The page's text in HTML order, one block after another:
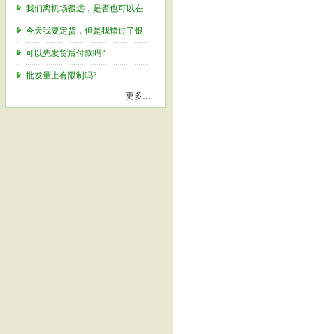
我们离机场很远，是否也可以在
今天我要定货，但是我错过了银
可以先发货后付款吗?
批发量上有限制吗?
更多…